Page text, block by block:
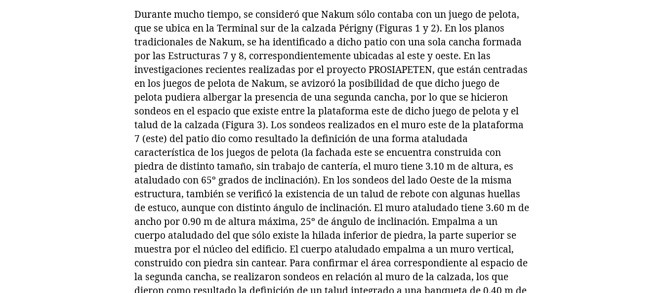
Durante mucho tiempo, se consideró que Nakum sólo contaba con un juego de pelota,
que se ubica en la Terminal sur de la calzada Périgny (Figuras 1 y 2). En los planos
tradicionales de Nakum, se ha identificado a dicho patio con una sola cancha formada
por las Estructuras 7 y 8, correspondientemente ubicadas al este y oeste. En las
investigaciones recientes realizadas por el proyecto PROSIAPETEN, que están centradas
en los juegos de pelota de Nakum, se avizoró la posibilidad de que dicho juego de
pelota pudiera albergar la presencia de una segunda cancha, por lo que se hicieron
sondeos en el espacio que existe entre la plataforma este de dicho juego de pelota y el
talud de la calzada (Figura 3). Los sondeos realizados en el muro este de la plataforma
7 (este) del patio dio como resultado la definición de una forma ataludada
característica de los juegos de pelota (la fachada este se encuentra construida con
piedra de distinto tamaño, sin trabajo de cantería, el muro tiene 3.10 m de altura, es
ataludado con 65º grados de inclinación). En los sondeos del lado Oeste de la misma
estructura, también se verificó la existencia de un talud de rebote con algunas huellas
de estuco, aunque con distinto ángulo de inclinación. El muro ataludado tiene 3.60 m de
ancho por 0.90 m de altura máxima, 25º de ángulo de inclinación. Empalma a un
cuerpo ataludado del que sólo existe la hilada inferior de piedra, la parte superior se
muestra por el núcleo del edificio. El cuerpo ataludado empalma a un muro vertical,
construido con piedra sin cantear. Para confirmar el área correspondiente al espacio de
la segunda cancha, se realizaron sondeos en relación al muro de la calzada, los que